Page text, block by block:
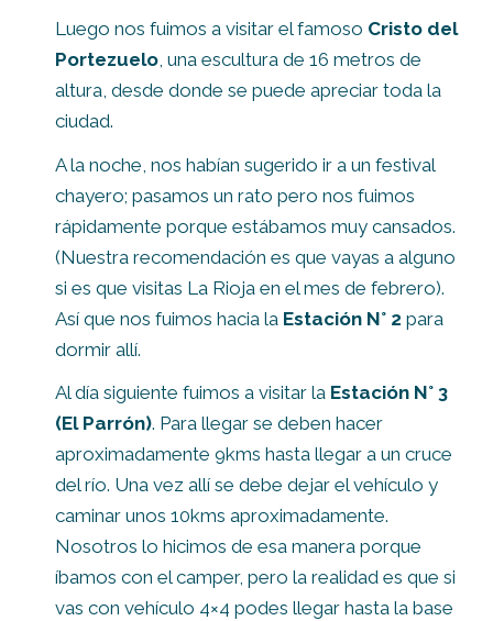
Luego nos fuimos a visitar el famoso Cristo del
Portezuelo, una escultura de 16 metros de
altura, desde donde se puede apreciar toda la
ciudad.
A la noche, nos habían sugerido ir a un festival
chayero; pasamos un rato pero nos fuimos
rápidamente porque estábamos muy cansados.
(Nuestra recomendación es que vayas a alguno
si es que visitas La Rioja en el mes de febrero).
Así que nos fuimos hacia la Estación N° 2 para
dormir allí.
Al día siguiente fuimos a visitar la Estación N° 3
(El Parrón). Para llegar se deben hacer
aproximadamente 9kms hasta llegar a un cruce
del río. Una vez allí se debe dejar el vehículo y
caminar unos 10kms aproximadamente.
Nosotros lo hicimos de esa manera porque
íbamos con el camper, pero la realidad es que si
vas con vehículo 4×4 podes llegar hasta la base